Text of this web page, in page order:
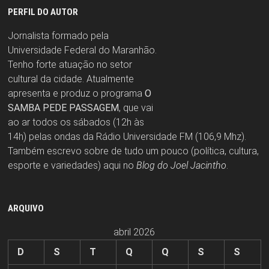
PERFIL DO AUTOR
Jornalista formado pela
Universidade Federal do Maranhão.
Tenho forte atuação no setor
cultural da cidade. Atualmente
apresenta e produz o programa O
SAMBA PEDE PASSAGEM, que vai
ao ar todos os sábados (12h às
14h) pelas ondas da Rádio Universidade FM (106,9 Mhz).
Também escrevo sobre de tudo um pouco (política, cultura,
esporte e variedades) aqui no Blog do Joel Jacintho.
ARQUIVO
abril 2026
D
S T Q Q S S